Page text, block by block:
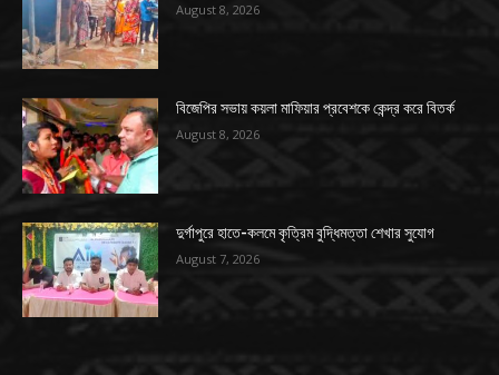
August 8, 2026
বিজেপির সভায় কয়লা মাফিয়ার প্রবেশকে কেন্দ্র করে বিতর্ক
August 8, 2026
দুর্গাপুরে হাতে-কলমে কৃত্রিম বুদ্ধিমত্তা শেখার সুযোগ
August 7, 2026